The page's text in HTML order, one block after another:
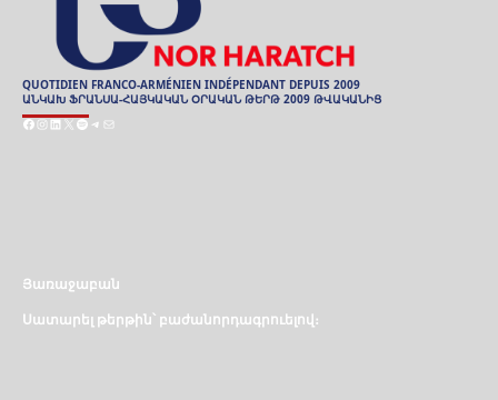
QUOTIDIEN FRANCO-ARMÉNIEN INDÉPENDANT DEPUIS 2009
ԱՆԿԱԽ ՖՐԱՆՍԱ-ՀԱՅԿԱԿԱՆ ՕՐԱԿԱՆ ԹԵՐԹ 2009 ԹՎԱԿԱՆԻՑ
Facebook
Instagram
LinkedIn
X SpotifyTelegram
Mail
Յառաջաբան
Սատարել թերթին՝ բաժանորդագրուելով։